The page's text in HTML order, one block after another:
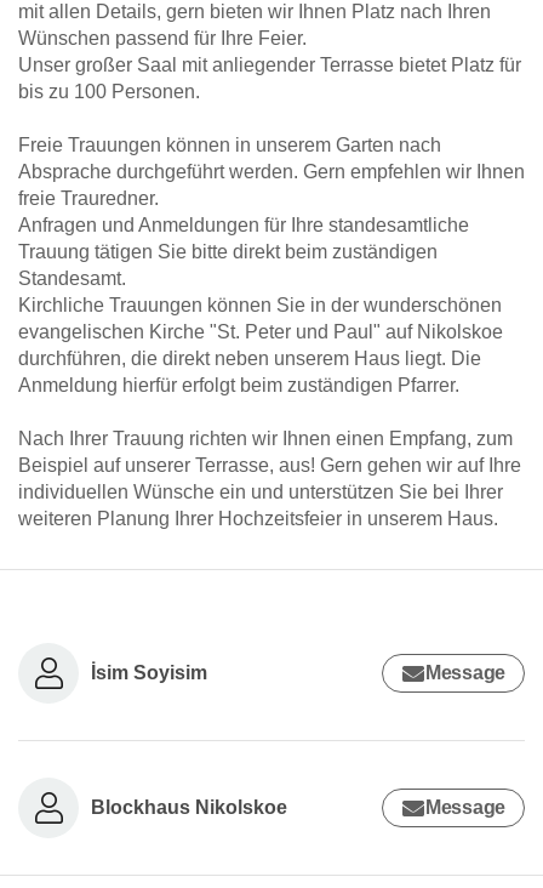
mit allen Details, gern bieten wir Ihnen Platz nach Ihren
Wünschen passend für Ihre Feier.
Unser großer Saal mit anliegender Terrasse bietet Platz für
bis zu 100 Personen.
Freie Trauungen können in unserem Garten nach
Absprache durchgeführt werden. Gern empfehlen wir Ihnen
freie Trauredner.
Anfragen und Anmeldungen für Ihre standesamtliche
Trauung tätigen Sie bitte direkt beim zuständigen
Standesamt.
Kirchliche Trauungen können Sie in der wunderschönen
evangelischen Kirche "St. Peter und Paul" auf Nikolskoe
durchführen, die direkt neben unserem Haus liegt. Die
Anmeldung hierfür erfolgt beim zuständigen Pfarrer.
Nach Ihrer Trauung richten wir Ihnen einen Empfang, zum
Beispiel auf unserer Terrasse, aus! Gern gehen wir auf Ihre
individuellen Wünsche ein und unterstützen Sie bei Ihrer
weiteren Planung Ihrer Hochzeitsfeier in unserem Haus.
İsim Soyisim Message
Blockhaus Nikolskoe Message